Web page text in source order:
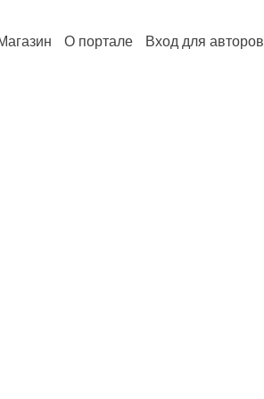
О портале Вход для авторов